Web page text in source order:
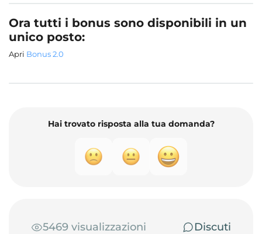
Ora tutti i bonus sono disponibili in un
unico posto:
Apri Bonus 2.0
Hai trovato risposta alla tua domanda?
5469 visualizzazioni
Discuti